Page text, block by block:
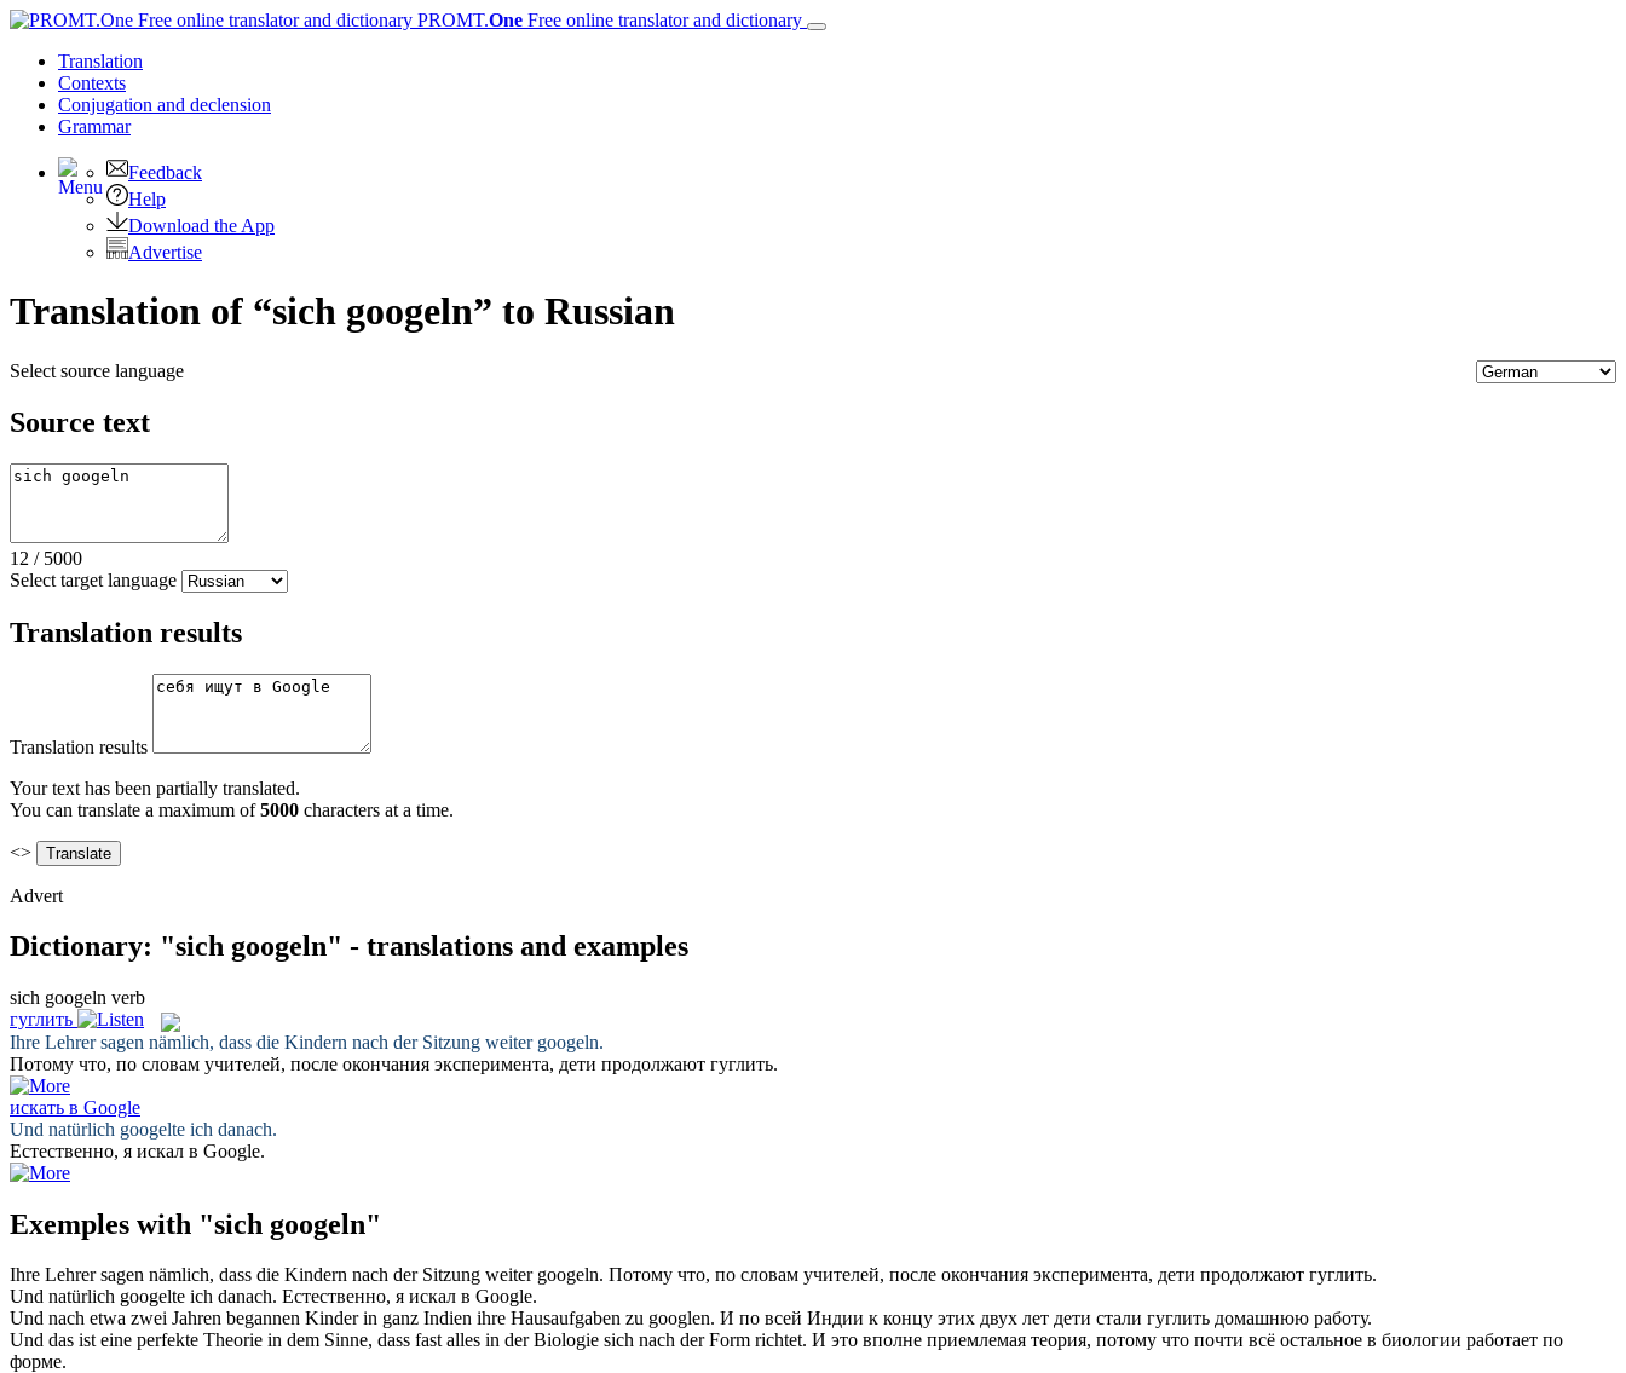
PROMT.One Free online translator and dictionary
Translation
Contexts
Conjugation and declension
Grammar
Feedback
Help
Download the App
Advertise
Translation of “sich googeln” to Russian
Select source language
Source text
12 / 5000
Select target language
Translation results
Translation results
Your text has been partially translated.
You can translate a maximum of5000 characters at a time.
<>
Advert
Dictionary: "sich googeln" - translations and examples
sich googeln verb
гуглить
Ihre Lehrer sagen nämlich, dass die Kindern nach der Sitzung weiter googeln.
Потому что, по словам учителей, после окончания эксперимента, дети продолжают гуглить.
искать в Google
Und natürlich googelte ich danach.
Естественно, я искал в Google.
Exemples with "sich googeln"
Ihre Lehrer sagen nämlich, dass die Kindern nach der Sitzung weiter googeln. Потому что, по словам учителей, после окончания эксперимента, дети продолжают гуглить.
Und natürlich googelte ich danach. Естественно, я искал в Google.
Und nach etwa zwei Jahren begannen Kinder in ganz Indien ihre Hausaufgaben zu googlen. И по всей Индии к концу этих двух лет дети стали гуглить домашнюю работу.
Und das ist eine perfekte Theorie in dem Sinne, dass fast alles in der Biologie sich nach der Form richtet. И это вполне приемлемая теория, потому что почти всё остальное в биологии работает по
форме.